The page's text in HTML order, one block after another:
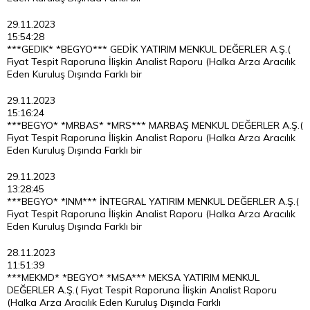
29.11.2023
15:54:28
***GEDIK* *BEGYO*** GEDİK YATIRIM MENKUL DEĞERLER A.Ş.(
Fiyat Tespit Raporuna İlişkin Analist Raporu (Halka Arza Aracılık
Eden Kuruluş Dışında Farklı bir
29.11.2023
15:16:24
***BEGYO* *MRBAS* *MRS*** MARBAŞ MENKUL DEĞERLER A.Ş.(
Fiyat Tespit Raporuna İlişkin Analist Raporu (Halka Arza Aracılık
Eden Kuruluş Dışında Farklı bir
29.11.2023
13:28:45
***BEGYO* *INM*** İNTEGRAL YATIRIM MENKUL DEĞERLER A.Ş.(
Fiyat Tespit Raporuna İlişkin Analist Raporu (Halka Arza Aracılık
Eden Kuruluş Dışında Farklı bir
28.11.2023
11:51:39
***MEKMD* *BEGYO* *MSA*** MEKSA YATIRIM MENKUL
DEĞERLER A.Ş.( Fiyat Tespit Raporuna İlişkin Analist Raporu
(Halka Arza Aracılık Eden Kuruluş Dışında Farklı